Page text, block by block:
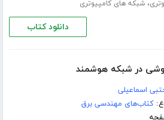
،شبکه های کامپیوتری
دانلود کتاب
در شبکه هوشمند
اسماعیلی
کتاب‌های مهندسی برق